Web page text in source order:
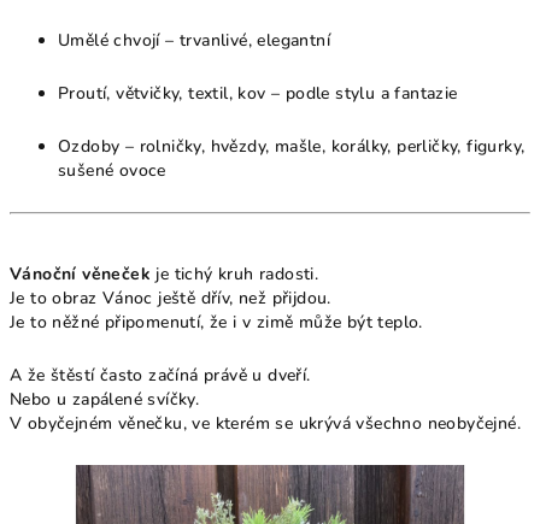
Umělé chvojí – trvanlivé, elegantní
Proutí, větvičky, textil, kov – podle stylu a fantazie
Ozdoby – rolničky, hvězdy, mašle, korálky, perličky, figurky,
sušené ovoce
Vánoční věneček je tichý kruh radosti.
Je to obraz Vánoc ještě dřív, než přijdou.
Je to něžné připomenutí, že i v zimě může být teplo.
A že štěstí často začíná právě u dveří.
Nebo u zapálené svíčky.
V obyčejném věnečku, ve kterém se ukrývá všechno neobyčejné.